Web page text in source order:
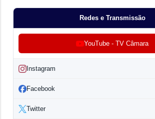
Redes e Transmissão
YouTube - TV Câmara
Instagram
Facebook
Twitter